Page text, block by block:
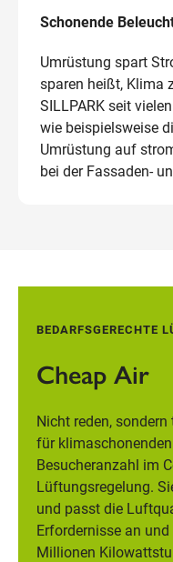
Schonende
Umrüstung spart
sparen heißt, Klima
SILLPARK seit
wie beispielsweise
Umrüstung auf
bei der Fassaden-
BEDARFSGERECHTE
Cheap Air
Nicht reden,
für
Besucheranzahl im
Lüftungsregelung.
und passt die
Erfordernisse an
Millionen